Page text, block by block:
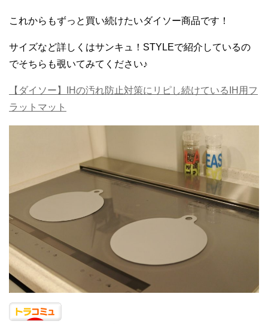
これからもずっと買い続けたいダイソー商品です！
サイズなど詳しくはサンキュ！STYLEで紹介しているの
でそちらも覗いてみてください♪
【ダイソー】IHの汚れ防止対策にリピし続けているIH用フ
ラットマット